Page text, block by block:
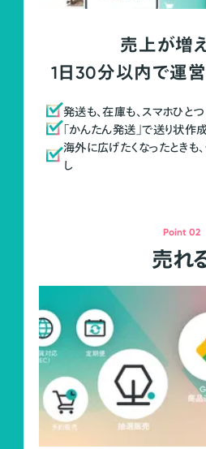
売上が増
1日30分以内で運
発送も、在庫も、スマホひとつ
「かんたん発送」で送り状作
海外に広げたくなったときも
し
Point 02
売れ